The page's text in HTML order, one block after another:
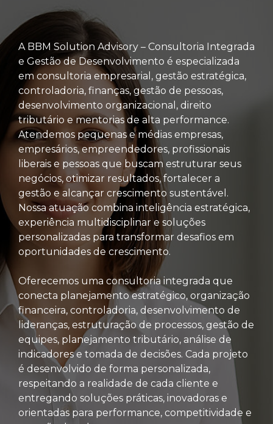
A BBM Solution Advisory – Consultoria Integrada
e Gestão de Desenvolvimento é especializada
em consultoria empresarial, gestão estratégica,
controladoria, finanças, gestão de pessoas,
desenvolvimento organizacional, direito
tributário e mentorias de alta performance.
Atendemos pequenas e médias empresas,
empresários, empreendedores, profissionais
liberais e pessoas que buscam estruturar seus
negócios, otimizar resultados, fortalecer a
gestão e alcançar crescimento sustentável.
Nossa atuação combina inteligência estratégica,
experiência multidisciplinar e soluções
personalizadas para transformar desafios em
oportunidades de crescimento.
Oferecemos uma consultoria integrada que
conecta planejamento estratégico, organização
financeira, controladoria, desenvolvimento de
lideranças, estruturação de processos, gestão de
equipes, planejamento tributário, análise de
indicadores e tomada de decisões. Cada projeto
é desenvolvido de forma personalizada,
respeitando a realidade de cada cliente e
entregando soluções práticas, inovadoras e
orientadas para performance, competitividade e